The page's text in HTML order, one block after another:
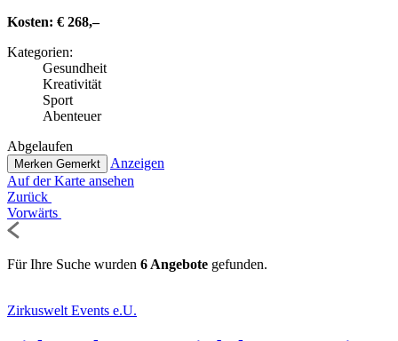
Kosten: € 268,–
Kate­go­rien:
Gesund­heit
Krea­ti­vi­tät
Sport
Abenteuer
Abge­lau­fen
Merken Gemerkt
Anzeigen
Auf der Karte ansehen
Zurück
Vorwärts
Für Ihre Suche wurden 6 Angebote gefunden.
Zir­kus­welt Events e.U.